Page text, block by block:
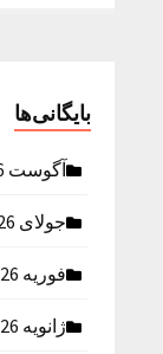
بایگانی‌ها
آگوست 2026
جولای 2026
فوریه 2026
ژانویه 2026